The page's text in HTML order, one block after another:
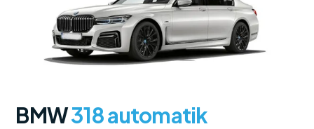
BMW318 automatik